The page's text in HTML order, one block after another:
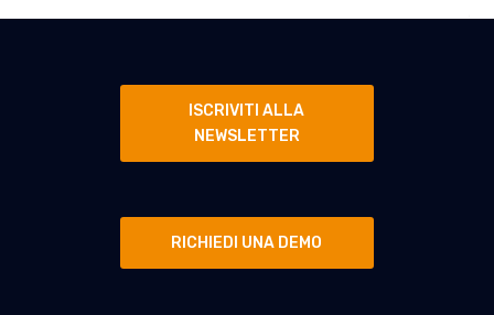
ISCRIVITI ALLA
NEWSLETTER
RICHIEDI UNA DEMO